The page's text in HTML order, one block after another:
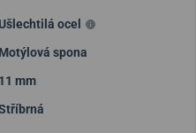
ocel
Motýlová spona
11 mm